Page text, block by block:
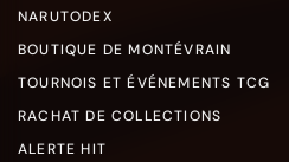
NARUTODEX
BOUTIQUE DE MONTÉVRAIN
TOURNOIS ET ÉVÉNEMENTS TCG
RACHAT DE COLLECTIONS
ALERTE HIT